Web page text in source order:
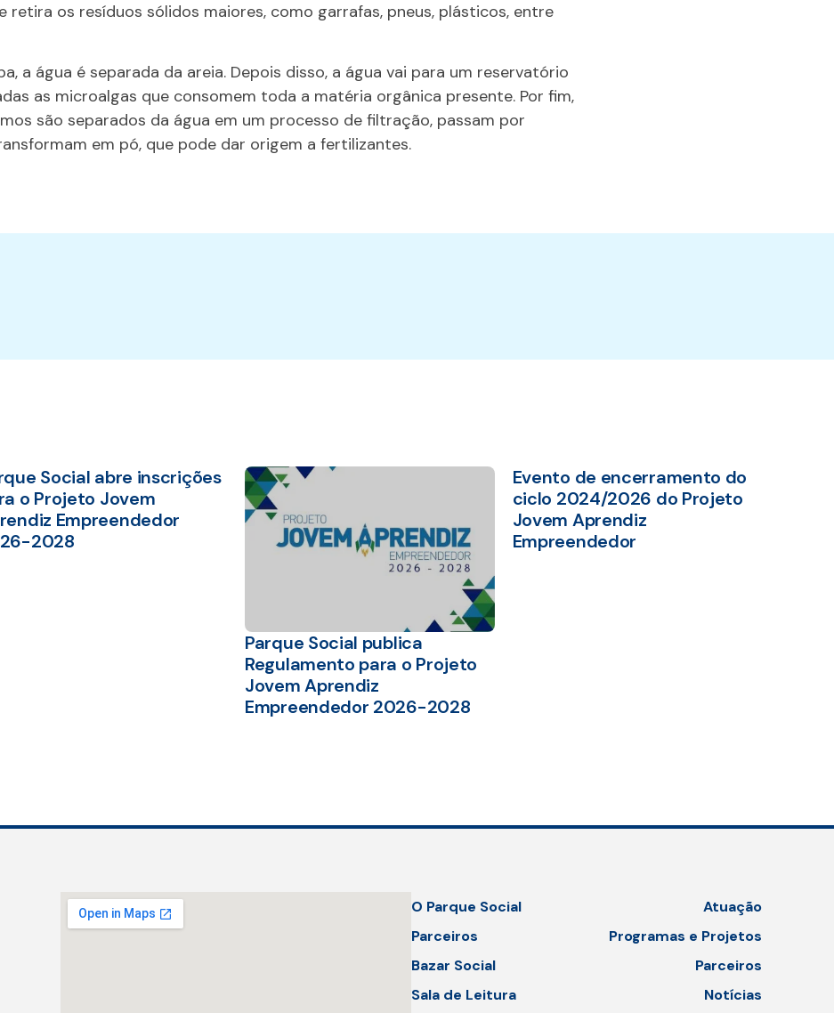
retira os resíduos sólidos maiores, como garrafas, pneus, plásticos, entre
a água é separada da areia. Depois disso, a água vai para um reservatório
as microalgas que consomem toda a matéria orgânica presente. Por fim,
são separados da água em um processo de filtração, passam por
em pó, que pode dar origem a fertilizantes.
Social abre inscrições
o Projeto Jovem
Empreendedor
2028
Parque Social publica
Regulamento para o Projeto
Jovem Aprendiz
Empreendedor 2026-2028
Evento de encerramento do
ciclo 2024/2026 do Projeto
Jovem Aprendiz
Empreendedor
O Parque Social
Parceiros
Bazar Social
Sala de Leitura
Atuação
Programas e Projetos
Parceiros
Notícias